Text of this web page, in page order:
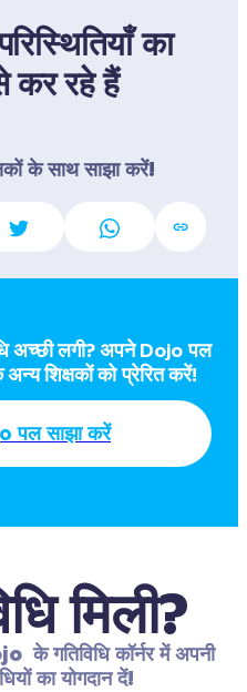
का
कर रहे हैं
के साथ साझा करें!
अच्छी लगी? अपने Dojo पल
शिक्षकों को प्रेरित करें!
पल साझा करें
मिली?
के गतिविधि कॉर्नर में अपनी
का योगदान दें!